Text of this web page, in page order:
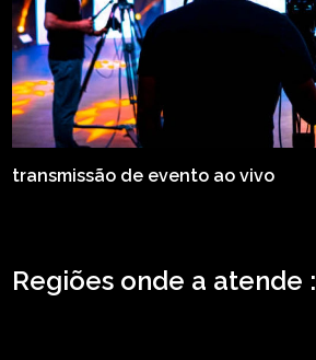
transmissão de evento ao vivo
Regiões onde a atende :